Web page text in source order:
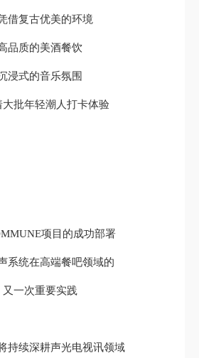
借复古优美的环境
品质的美酒餐饮
浸式的音乐氛围
大批年轻潮人打卡体验
项目的成功部署
系统在高端餐吧领域的
又一次重要实践
持续深耕声光电视讯领域